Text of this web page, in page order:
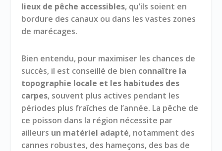
lieux de pêche accessibles, qu’ils soient en
bordure des canaux ou dans les vastes zones
de marécages.
Bien entendu, pour maximiser les chances de
succès, il est conseillé de bien connaître la
topographie locale et les habitudes des
carpes, souvent plus actives pendant les
périodes plus fraîches de l’année. La pêche de
ce poisson dans la région nécessite par
ailleurs un matériel adapté, notamment des
cannes robustes, des hameçons, des bas de